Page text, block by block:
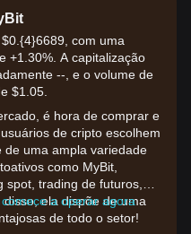
com uma
+1.30%. A capitalização
--, e o volume de
$1.05.
é hora de comprar e
de cripto escolhem
de uma ampla variedade
como MyBit,
spot, trading de futuros,
ela dispõe de uma
de todo o setor!
a operar agora